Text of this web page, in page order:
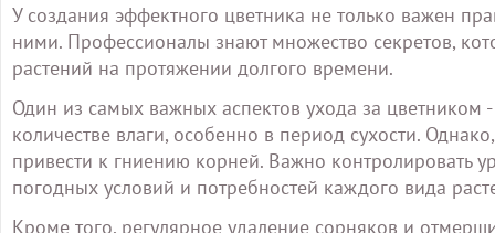
У создания эффектного цветника не только важен
ними. Профессионалы знают множество секретов,
растений на протяжении долгого времени.
Один из самых важных аспектов ухода за цветником
количестве влаги, особенно в период сухости.
привести к гниению корней. Важно контролировать
погодных условий и потребностей каждого вида
Кроме того, регулярное удаление сорняков и